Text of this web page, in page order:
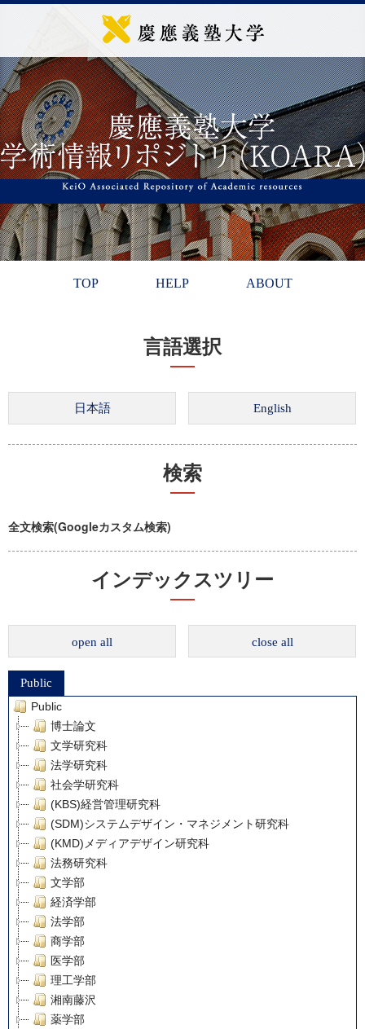
TOP HELP ABOUT
言語選択
検索
全文検索(Googleカスタム検索)
インデックスツリー
open all close all
Public
Public
博士論文
文学研究科
法学研究科
社会学研究科
(KBS)経営管理研究科
(SDM)システムデザイン・マネジメント研究科
(KMD)メディアデザイン研究科
法務研究科
文学部
経済学部
法学部
商学部
医学部
理工学部
湘南藤沢
薬学部